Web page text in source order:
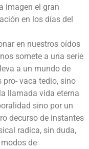
imagen el gran
en los días del
en nuestros oídos
somete a una serie
a un mundo de
pro- vaca tedio, sino
llamada vida eterna
sino por un
decurso de instantes
radica, sin duda,
de